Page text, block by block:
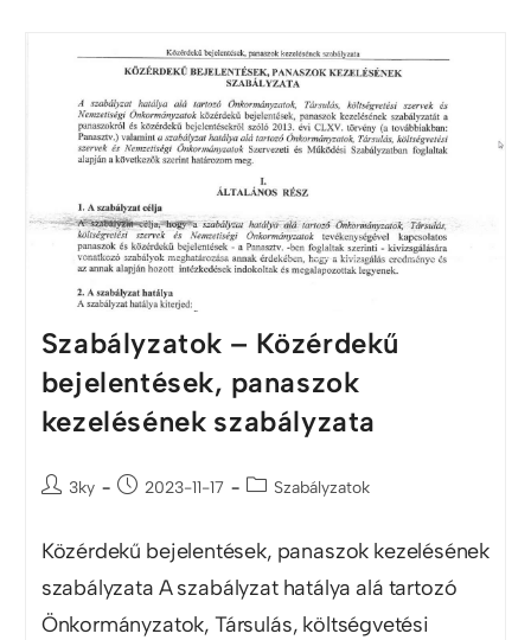
Szabályzatok – Közérdekű
bejelentések, panaszok
kezelésének szabályzata
3ky 2023-11-17 Szabályzatok
Közérdekű bejelentések, panaszok kezelésének
szabályzata A szabályzat hatálya alá tartozó
Önkormányzatok, Társulás, költségvetési